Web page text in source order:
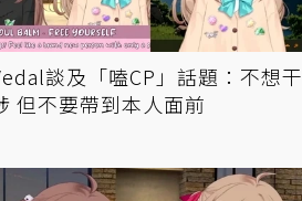
談及「嗑CP」話題：不想干
但不要帶到本人面前